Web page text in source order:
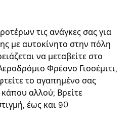
τις ανάγκες σας για
με αυτοκίνητο στην πόλη
να μεταβείτε στο
Φρέσνο Γιοσέμιτι,
το αγαπημένο σας
αλλού; Βρείτε
έως και 90